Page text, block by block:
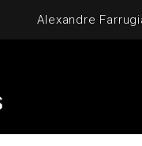
Alexandre